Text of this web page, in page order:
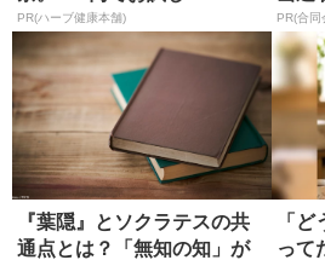
PR(ハーブ健康本舗) PR(合
『葉隠』とソクラテスの共
通点とは？「無知の知」が
「
って